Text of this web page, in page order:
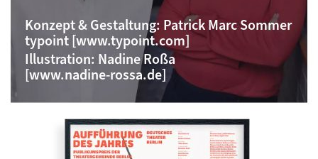
Konzept & Gestaltung: Patrick Marc Sommer
typoint [www.typoint.com]
Illustration: Nadine Roßa‍
[www.nadine-rossa.de]